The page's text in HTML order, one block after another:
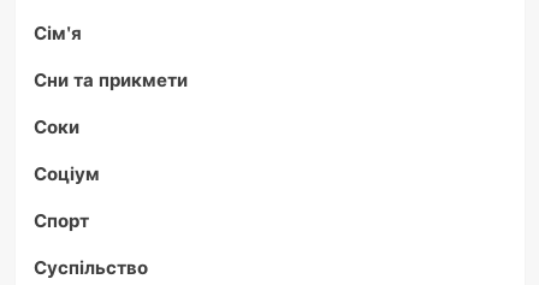
Сім'я
Сни та прикмети
Соки
Соціум
Спорт
Суспільство